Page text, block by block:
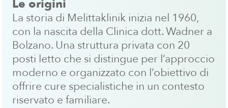
Le origini
La storia di Melittaklinik inizia nel 1960,
con la nascita della Clinica dott. Wadner a
Bolzano. Una struttura privata con 20
posti letto che si distingue per l’approccio
moderno e organizzato con l’obiettivo di
offrire cure specialistiche in un contesto
riservato e familiare.